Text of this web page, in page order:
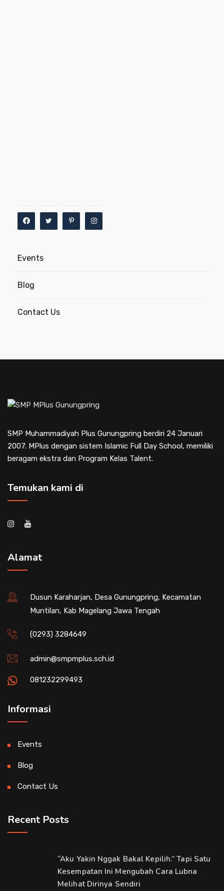
Events
Blog
Contact Us
SMP Muhammadiyah Plus Gunungpring berdiri 24 Januari
2007. MPlus dengan sistem Islamic Full Day School, memiliki
beragam ekstra dan Program Kelas Talent.
Temukan kami di
Alamat
Dusun Karaharjan, Desa Gunungpring, Kecamatan
Muntilan, Kab Magelang Jawa Tengah
(0293) 3284649
admin@smpmplus.sch.id
081232299493
Informasi
Events
Blog
Contact Us
Recent Posts
“Aku Yakin Nggak Bakal Kepilih.” Tapi Satu
Kesempatan Ini Mengubah Cara Lubna
Melihat Dirinya Sendiri